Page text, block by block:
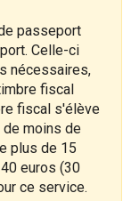
passeport
Celle-ci
nécessaires,
fiscal
fiscal s'élève
de moins de
plus de 15
euros (30
ce service.